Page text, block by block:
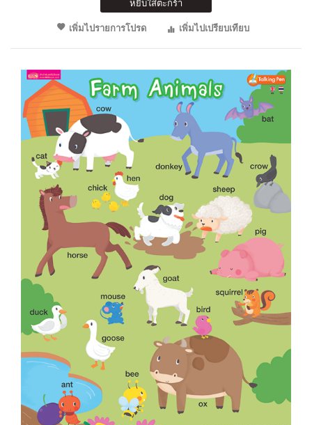
หยิบใส่ตะกร้า
เพิ่มไปรายการโปรด
เพิ่มไปเปรียบเทียบ